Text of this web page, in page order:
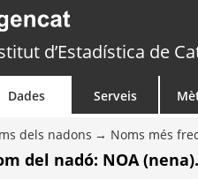
d’Estadística de
Dades Serveis
dels nadons Noms més
del nadó: NOA